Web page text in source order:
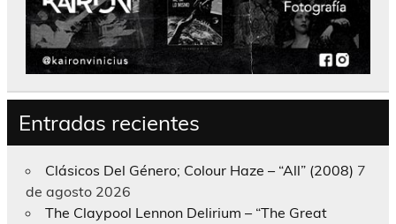
Entradas recientes
Clásicos Del Género; Colour Haze – “All” (2008) 7
de agosto 2026
The Claypool Lennon Delirium – “The Great